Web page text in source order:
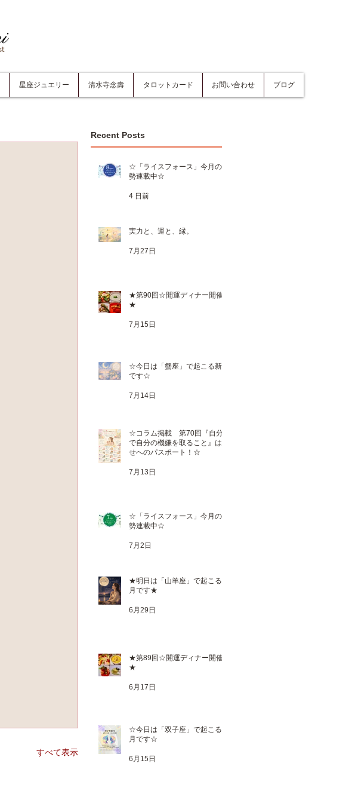
星座ジュエリー 清水寺念壽 タロットカード お問い合わせ ブログ
すべて表示
Recent Posts
☆「ライスフォース」今月の運
勢連載中☆
4 日前
実力と、運と、縁。
7月27日
★第90回☆開運ディナー開催
★
7月15日
☆今日は「蟹座」で起こる新月
です☆
7月14日
☆コラム掲載 第70回『自分
で自分の機嫌を取ること』は幸
せへのパスポート！☆
7月13日
☆「ライスフォース」今月の運
勢連載中☆
7月2日
★明日は「山羊座」で起こる満
月です★
6月29日
★第89回☆開運ディナー開催
★
6月17日
☆今日は「双子座」で起こる新
月です☆
6月15日